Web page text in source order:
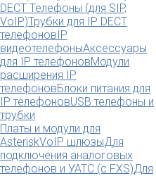
DECT Телефоны (для SIP,
VoIP)Трубки для IP DECT
телефоновIP
видеотелефоныАксессуары
для IP телефоновМодули
расширения IP
телефоновБлоки питания для
IP телефоновUSB телефоны и
трубки
Платы и модули для
AsteriskVoIP шлюзыДля
подключения аналоговых
телефонов и УАТС (с FXS)Для